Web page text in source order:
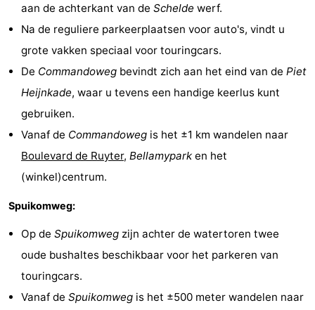
aan de achterkant van de Schelde werf.
Na de reguliere parkeerplaatsen voor auto's, vindt u
grote vakken speciaal voor touringcars.
De Commandoweg bevindt zich aan het eind van de Piet
Heijnkade, waar u tevens een handige keerlus kunt
gebruiken.
Vanaf de Commandoweg is het ±1 km wandelen naar
Boulevard de Ruyter, Bellamypark en het
(winkel)centrum.
Spuikomweg:
Op de Spuikomweg zijn achter de watertoren twee
oude bushaltes beschikbaar voor het parkeren van
touringcars.
Vanaf de Spuikomweg is het ±500 meter wandelen naar